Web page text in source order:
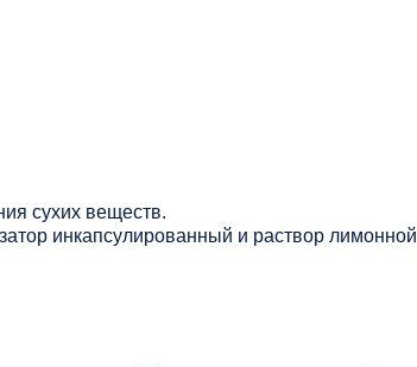
сухих веществ.
инкапсулированный и раствор лимонной